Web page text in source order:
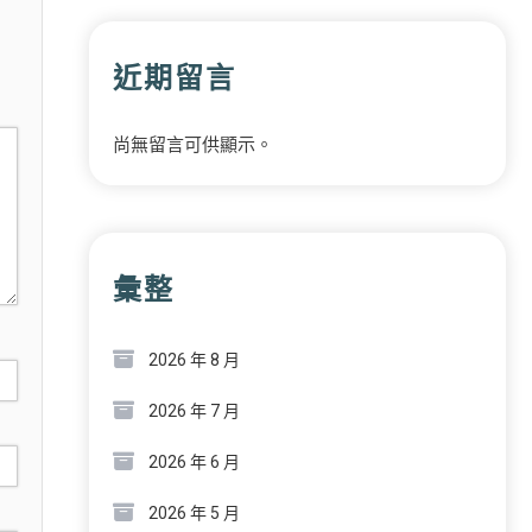
近期留言
尚無留言可供顯示。
彙整
2026 年 8 月
2026 年 7 月
2026 年 6 月
2026 年 5 月